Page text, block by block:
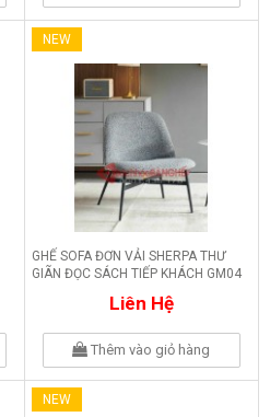
NEW
GHẾ SOFA ĐƠN VẢI SHERPA THƯ
GIÃN ĐỌC SÁCH TIẾP KHÁCH GM04
Liên Hệ
Thêm vào giỏ hàng
NEW